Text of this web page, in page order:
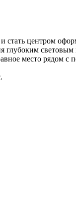
стать центром
глубоким
место рядом с